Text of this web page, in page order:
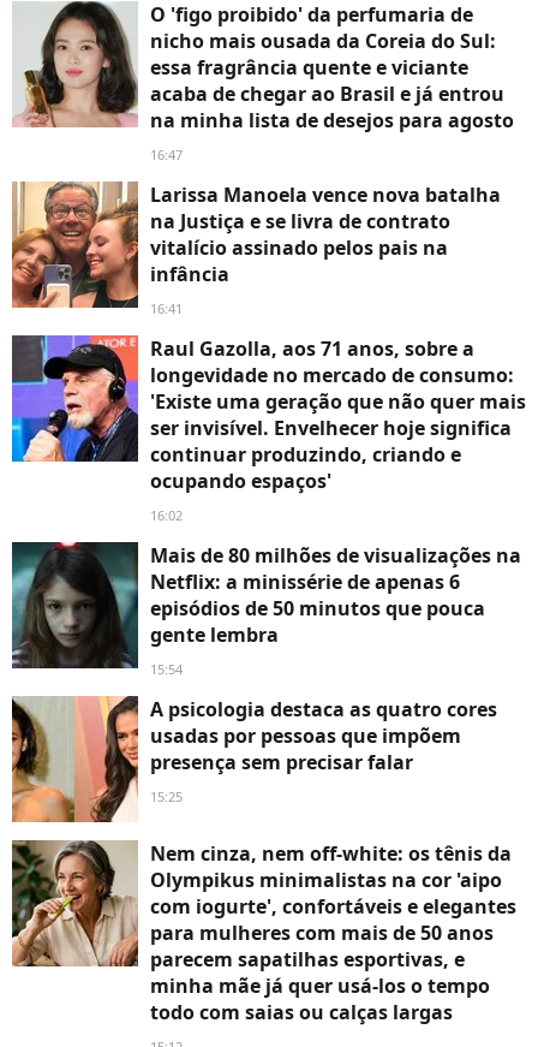
O 'figo proibido' da perfumaria de
nicho mais ousada da Coreia do Sul:
essa fragrância quente e viciante
acaba de chegar ao Brasil e já entrou
na minha lista de desejos para agosto
16:47
Larissa Manoela vence nova batalha
na Justiça e se livra de contrato
vitalício assinado pelos pais na
infância
16:41
Raul Gazolla, aos 71 anos, sobre a
longevidade no mercado de consumo:
'Existe uma geração que não quer mais
ser invisível. Envelhecer hoje significa
continuar produzindo, criando e
ocupando espaços'
16:02
Mais de 80 milhões de visualizações na
Netflix: a minissérie de apenas 6
episódios de 50 minutos que pouca
gente lembra
15:54
A psicologia destaca as quatro cores
usadas por pessoas que impõem
presença sem precisar falar
15:25
Nem cinza, nem off-white: os tênis da
Olympikus minimalistas na cor 'aipo
com iogurte', confortáveis e elegantes
para mulheres com mais de 50 anos
parecem sapatilhas esportivas, e
minha mãe já quer usá-los o tempo
todo com saias ou calças largas